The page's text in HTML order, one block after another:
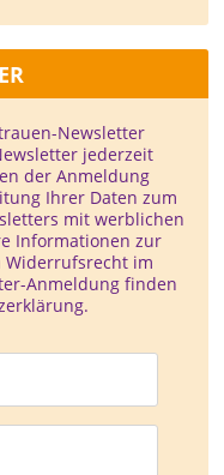
­Newsletter
jederzeit
der Anmeldung
Ihrer Daten zum
mit werblichen
Informationen zur
im
Anmeldung finden